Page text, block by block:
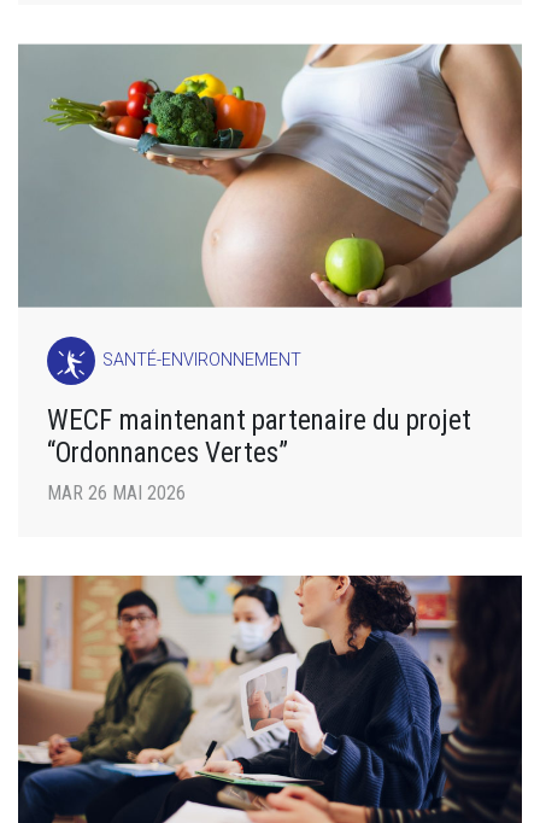
SANTÉ-ENVIRONNEMENT
WECF maintenant partenaire du projet
“Ordonnances Vertes”
MAR 26 MAI 2026